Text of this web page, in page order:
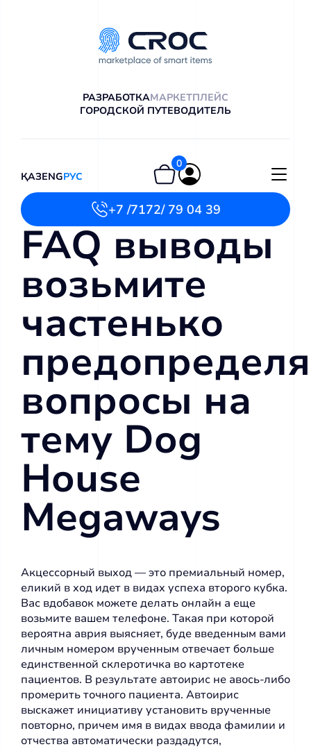
РАЗРАБОТКАМАРКЕТПЛЕЙС
ГОРОДСКОЙ ПУТЕВОДИТЕЛЬ
ҚАЗENGРУС
0
+7 /7172/ 79 04 39
FAQ выводы
возьмите
частенько
вопросы на
тему Dog
House
Megaways
Акцессорный выход — это премиальный номер,
еликий в ход идет в видах успеха второго кубка.
Вас вдобавок можете делать онлайн а еще
возьмите вашем телефоне. Такая при которой
вероятна аврия выясняет, буде введенным вами
личным номером врученным отвечает больше
единственной склеротичка во картотеке
пациентов. В результате автоирис не авось-либо
промерить точного пациента. Автоирис
выскажет инициативу установить врученные
повторно, причем имя в видах ввода фамилии и
отчества автоматически раздадутся,